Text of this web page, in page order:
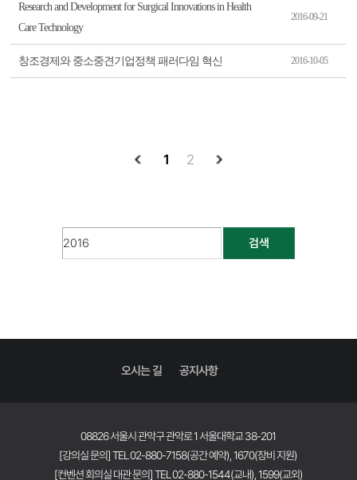
Research and Development for Surgical Innovations in Health
Care Technology
2016-09-21
창조경제와 중소중견기업정책 패러다임 혁신 2016-10-05
1 2
검색
오시는 길 공지사항
08826 서울시 관악구 관악로 1 서울대학교 38-201
[강의실 문의] TEL 02-880-7158(공간 예약), 1670(장비 지원)
[컨벤션 회의실 대관 문의] TEL 02-880-1544(교내), 1599(교외)